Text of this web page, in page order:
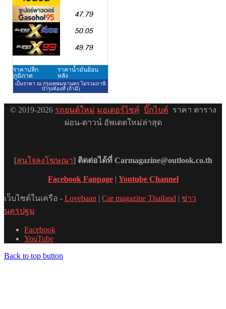
© 2019-2026 รถยนต์ใหม่ มอเตอร์ไซค์ บิ๊กไบค์ ราคา ตาราง
ผ่อน-ดาวน์ อัพเดตใหม่ล่าสุด
[สนใจลงโฆษณา] ติดต่อได้ที่ Carmagazine@outlook.co.th
Facebook Fanpage| Youtube Channel
เว็บไซต์ในเครือ - Lovebaan | Car magazine Thailand | ข่าว
นครปฐม
Facebook
YouTube
Back to top button